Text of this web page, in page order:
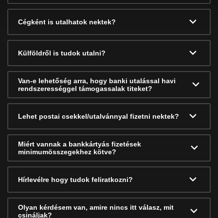
Cégként is utalhatok nektek?
Külföldről is tudok utalni?
Van-e lehetőség arra, hogy banki utalással havi
rendszerességgel támogassalak titeket?
Lehet postai csekkel/utalvánnyal fizetni nektek?
Miért vannak a bankkártyás fizetések
minimumösszegekhez kötve?
Hírlevélre hogy tudok feliratkozni?
Olyan kérdésem van, amire nincs itt válasz, mit
csináljak?